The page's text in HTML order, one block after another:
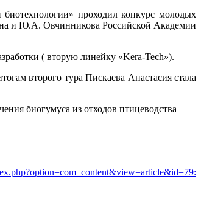
проходил конкурс молодых
и Ю.А. Овчинникова Российской Академии
( вторую линейку «Kera-Tech»).
второго тура Пискаева Анастасия стала
биогумуса из отходов птицеводства